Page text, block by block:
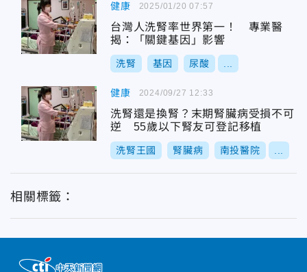
健康
台灣人洗腎率世界第一！ 專業醫
揭：「關鍵基因」影響
洗腎 基因 尿酸
2025/01/20 07:57
健康
洗腎還是換腎？末期腎臟病受損不可
逆 55歲以下腎友可登記移植
洗腎王國 腎臟病 南投醫院
2024/09/27 12:33
相關標籤：